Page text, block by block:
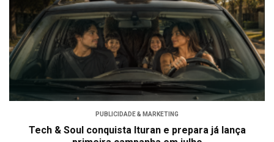
PUBLICIDADE & MARKETING
Tech & Soul conquista Ituran e prepara já lança